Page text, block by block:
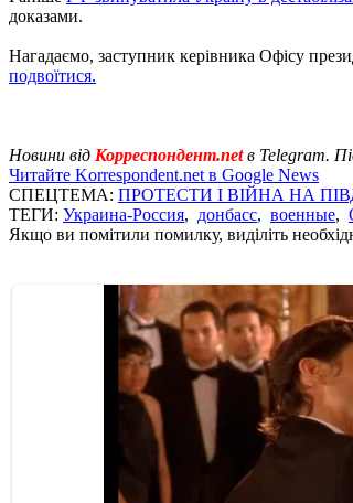
доказами.
Нагадаємо, заступник керівника Офісу
подвоїтися.
Новини від Корреспондент.netв Telegram.
Читайте Korrespondent.net в Google News
СПЕЦТЕМА: ПРОТЕСТИ І ВІЙНА НА
ТЕГИ: Украина-Россия, донбасс, военные,
Якщо ви помітили помилку, виділіть